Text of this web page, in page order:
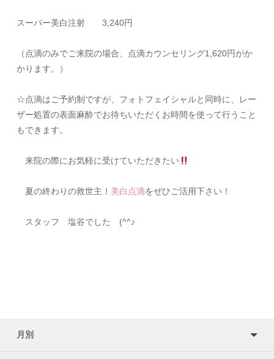
スーパー美白注射 3,240円
（点滴のみでご来院の場合、点滴カウンセリング1,620円がか
かります。）
☆点滴はご予約制ですが、フォトフェイシャルと同時に、レー
ザー処置の表面麻酔でお待ちいただくお時間を使って行うこと
もできます。
来院の際にお気軽に受けていただきたい
夏の終わりの救世主！ 美白点滴をぜひご活用下さい！
スタッフ 塩谷でした (^^♪
月別